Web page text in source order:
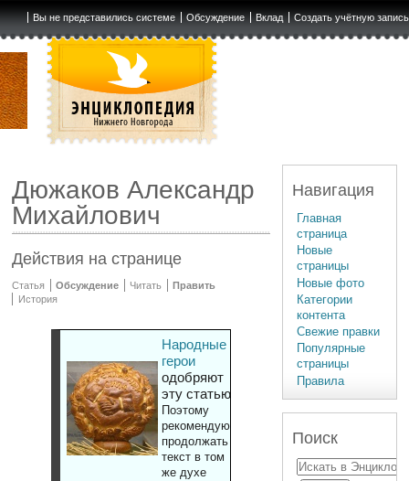
Вы не представились системе Обсуждение Вклад Создать учётную запись
Дюжаков Александр
Михайлович
Действия на странице
Статья Обсуждение Читать
Править
История
Народные
герои
одобряют
эту статью
Поэтому
рекомендуют
продолжать
текст в том
же духе
Навигация
Главная
страница
Новые
страницы
Новые фото
Категории
контента
Свежие правки
Популярные
страницы
Правила
Поиск